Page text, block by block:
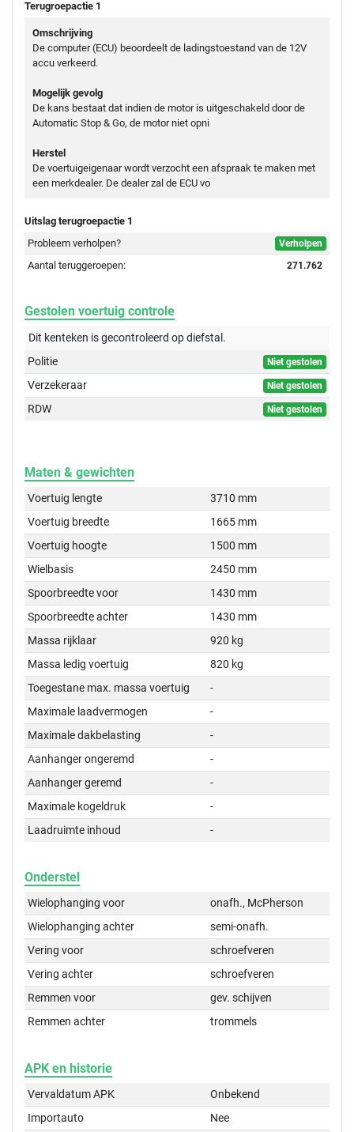
Terugroepactie 1
Omschrijving
De computer (ECU) beoordeelt de ladingstoestand van de 12V
accu verkeerd.
Mogelijk gevolg
De kans bestaat dat indien de motor is uitgeschakeld door de
Automatic Stop & Go, de motor niet opni
Herstel
De voertuigeigenaar wordt verzocht een afspraak te maken met
een merkdealer. De dealer zal de ECU vo
Uitslag terugroepactie 1
Probleem verholpen?
Verholpen
Aantal teruggeroepen: 271.762
Gestolen voertuig controle
Dit kenteken is gecontroleerd opdiefstal.
Politie
Niet gestolen
Verzekeraar Niet gestolen
RDW Niet gestolen
Maten & gewichten
Voertuig lengte
3710 mm
Voertuig breedte
1665 mm
Voertuig hoogte
1500 mm
Wielbasis
2450 mm
Spoorbreedte voor
1430 mm
Spoorbreedte achter
1430 mm
Massa rijklaar
920 kg
Massa ledig voertuig
820 kg
Toegestane max. massa voertuig
-
Maximale laadvermogen
-
Maximale dakbelasting
-
Aanhanger ongeremd
-
Aanhanger geremd
-
Maximale kogeldruk
-
Laadruimte inhoud
-
Onderstel
Wielophanging voor
onafh., McPherson
Wielophanging achter
semi-onafh.
Vering voor
schroefveren
Vering achter
schroefveren
Remmen voor
gev. schijven
Remmen achter
trommels
APK en historie
Vervaldatum APK
Onbekend
Importauto
Nee